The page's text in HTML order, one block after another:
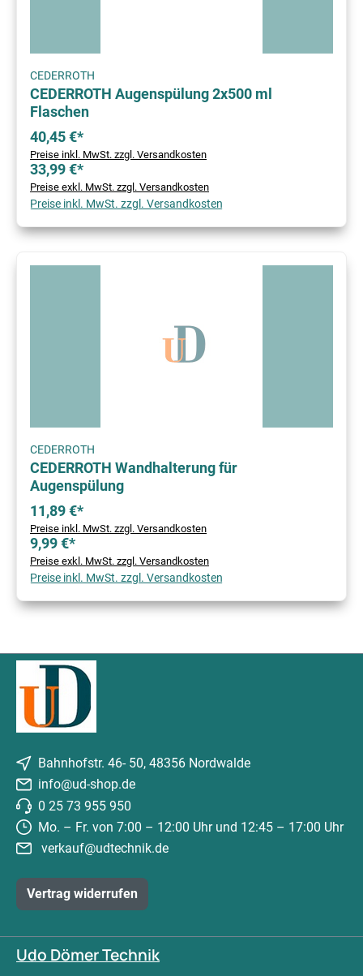
CEDERROTH
CEDERROTH Augenspülung 2x500 ml
Flaschen
40,45 €*
Preise inkl. MwSt. zzgl. Versandkosten
33,99 €*
Preise exkl. MwSt. zzgl. Versandkosten
Preise inkl. MwSt. zzgl. Versandkosten
CEDERROTH
CEDERROTH Wandhalterung für
Augenspülung
11,89 €*
Preise inkl. MwSt. zzgl. Versandkosten
9,99 €*
Preise exkl. MwSt. zzgl. Versandkosten
Preise inkl. MwSt. zzgl. Versandkosten
Bahnhofstr. 46- 50, 48356 Nordwalde
info@ud-shop.de
0 25 73 955 950
Mo. – Fr. von 7:00 – 12:00 Uhr und 12:45 – 17:00 Uhr
verkauf@udtechnik.de
Vertrag widerrufen
Udo Dömer Technik